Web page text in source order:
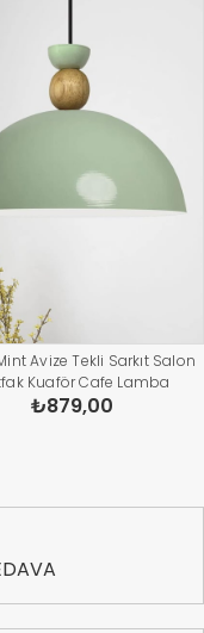
Avize Tekli Sarkıt Salon
Kuaför Cafe Lamba
Aydınlatma Pastane
₺879,00